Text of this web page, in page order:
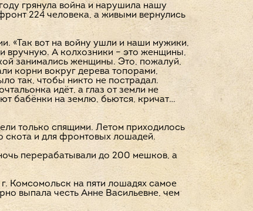
грянула война и нарушила нашу
224 человека, а живыми вернулись
«Так вот на войну ушли и наши мужики,
вручную. А колхозники – это женщины,
занимались женщины. Это, пожалуй,
корни вокруг дерева топорами,
так, чтобы никто не пострадал.
идёт, а глаз от земли не
бабёнки на землю, бьются, кричат…
только спящими. Летом приходилось
скота и для фронтовых лошадей.
перерабатывали до 200 мешков, а
Комсомольск на пяти лошадях самое
выпала честь Анне Васильевне, чем